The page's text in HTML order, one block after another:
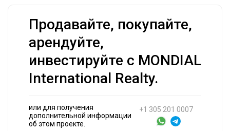
Продавайте, покупайте,
арендуйте,
инвестируйте с MONDIAL
International Realty.
или для получения
дополнительной информации
об этом проекте.
+1 305 201 0007